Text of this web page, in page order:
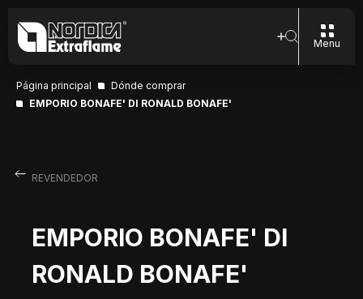
Menu
Página principal
Dónde comprar
EMPORIO BONAFE' DI RONALD BONAFE'
REVENDEDOR
EMPORIO BONAFE' DI
RONALD BONAFE'